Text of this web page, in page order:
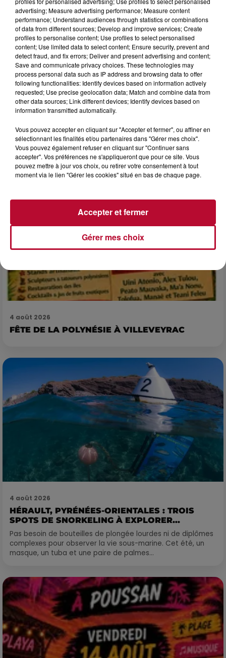
6 août 2026
NÎMES : « LE RÊVE DU GLADIATEUR » INVESTIT
Après un franc succès l'été dernier, le spectacle « Le Rêve
du gladiateur » revient illuminer l'amphithéâtre romain les 6,
7 et 8 août. Une fresque nocturne...
4 août 2026
FÊTE DE LA POLYNÉSIE À VILLEVEYRAC
4 août 2026
HÉRAULT, PYRÉNÉES-ORIENTALES : TROIS
SPOTS DE SNORKELING À EXPLORER...
Pas besoin de bouteilles de plongée lourdes ni de diplômes
complexes pour observer la vie sous-marine. Cet été, un
masque, un tuba et une paire de palmes...
advertising; Measure advertising performance; Measure content
performance; Understand audiences through statistics or combinations
of data from different sources; Develop and improve services; Create
profiles to personalise content; Use profiles to select personalised
content; Use limited data to select content; Ensure security, prevent and
detect fraud, and fix errors; Deliver and present advertising and content;
Save and communicate privacy choices. These technologies may
process personal data such as IP address and browsing data to offer
following functionalities: Identify devices based on information actively
requested; Use precise geolocation data; Match and combine data from
other data sources; Link different devices; Identify devices based on
information transmitted automatically.
Vous pouvez accepter en cliquant sur "Accepter et fermer", ou affiner en
sélectionnant les finalités et/ou partenaires dans "Gérer mes choix".
Vous pouvez également refuser en cliquant sur "Continuer sans
accepter". Vos préférences ne s'appliqueront que pour ce site. Vous
pouvez mettre à jour vos choix, ou retirer votre consentement à tout
moment via le lien "Gérer les cookies" situé en bas de chaque page.
Gérer mes choix
Accepter et fermer